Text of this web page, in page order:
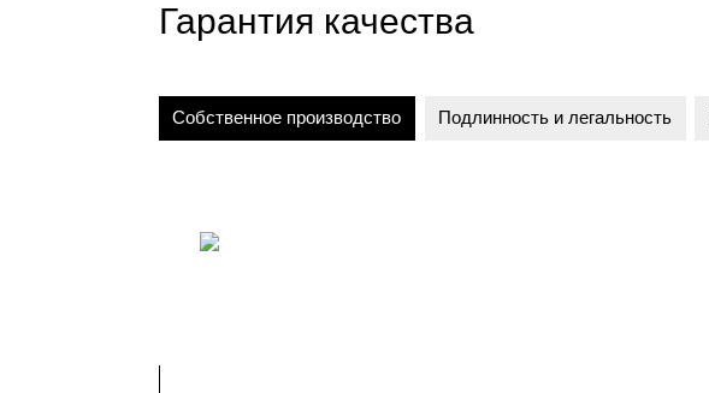
Гарантия качества
Собственное производство Подлинность и легальность